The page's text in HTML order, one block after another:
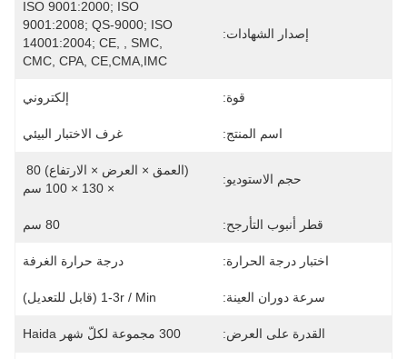
إصدار الشهادات:
ISO 9001:2000; ISO
9001:2008; QS-9000; ISO
14001:2004; CE, , SMC,
CMC, CPA, CE,CMA,IMC
قوة: إلكتروني
اسم المنتج: غرف الاختبار البيئي
حجم الاستوديو:
× 130 × 100 سم
قطر أنبوب التأرجح: 80 سم
اختبار درجة الحرارة: درجة حرارة الغرفة
سرعة دوران العينة: 1-3r / Min (قابل للتعديل)
القدرة على العرض: 300 مجموعة لكلّ شهر Haida